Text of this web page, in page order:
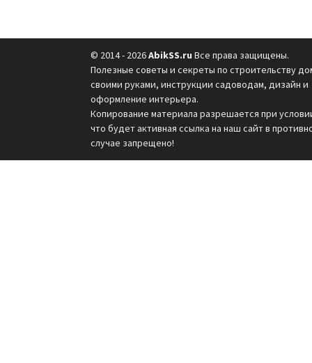
© 2014 - 2026AbikSS.ru Все права защищены.
Полезные советы и секреты по строительству
своими руками, инструкции садоводам, дизайн и
оформление интерьера.
Копирование материала разрешается при
что будет активная ссылка на наш сайт в
случае запрещено!